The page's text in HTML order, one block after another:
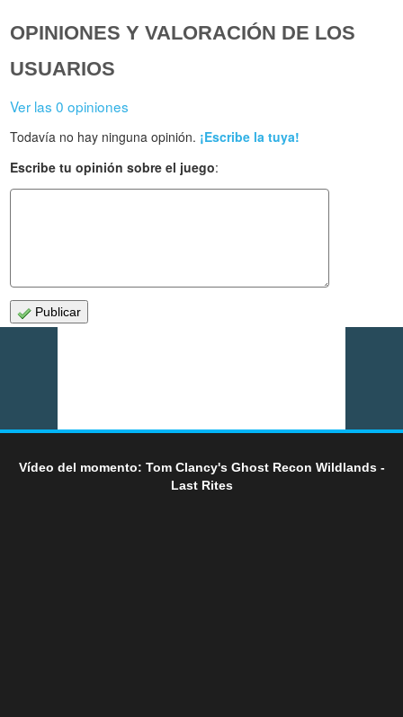
OPINIONES Y VALORACIÓN DE LOS
USUARIOS
Ver las 0 opiniones
Todavía no hay ninguna opinión. ¡Escribe la tuya!
Escribe tu opinión sobre el juego:
Publicar
Vídeo del momento: Tom Clancy's Ghost Recon Wildlands -
Last Rites